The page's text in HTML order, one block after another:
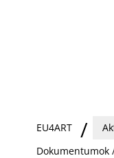
EU4ART
Dokumentumok